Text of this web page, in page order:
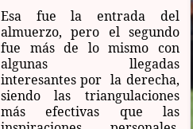
Esa fue la entrada del
almuerzo, pero el segundo
fue más de lo mismo con
algunas llegadas
interesantes por la derecha,
siendo las triangulaciones
más efectivas que las